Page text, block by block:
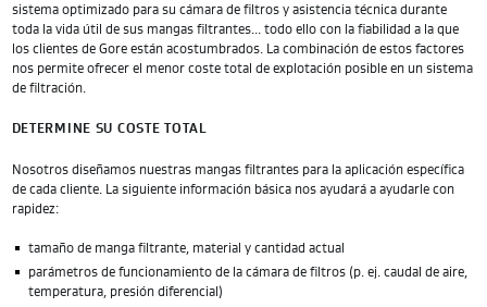
sistema optimizado para su cámara de filtros y asistencia técnica durante
toda la vida útil de sus mangas filtrantes... todo ello con la fiabilidad a la que
los clientes de Gore están acostumbrados. La combinación de estos factores
nos permite ofrecer el menor coste total de explotación posible en un sistema
de filtración.
DETERMINE SU COSTE TOTAL
Nosotros diseñamos nuestras mangas filtrantes para la aplicación específica
de cada cliente. La siguiente información básica nos ayudará a ayudarle con
rapidez:
tamaño de manga filtrante, material y cantidad actual
parámetros de funcionamiento de la cámara de filtros (p. ej. caudal de aire,
temperatura, presión diferencial)